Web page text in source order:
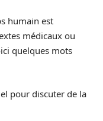
humain est
médicaux ou
quelques mots
pour discuter de la